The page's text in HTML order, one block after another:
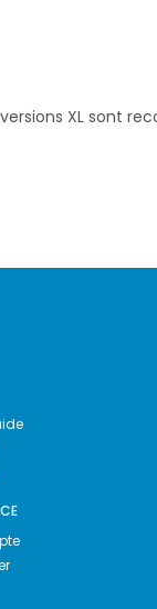
XL sont